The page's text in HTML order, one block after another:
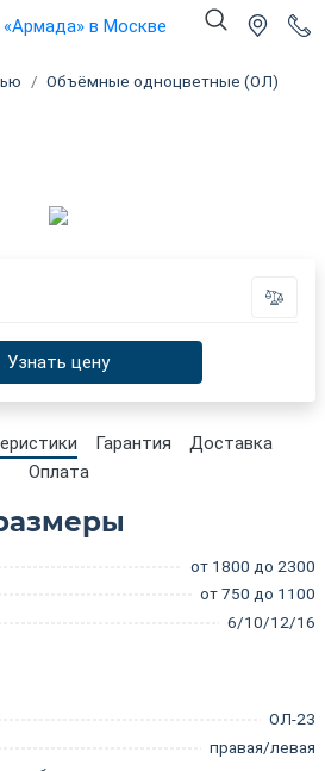
Объёмные одноцветные (ОЛ)
Гарантия
Доставка
Оплата
от 1800 до 2300
от 750 до 1100
6/10/12/16
ОЛ-23
правая/левая
Узнать цену